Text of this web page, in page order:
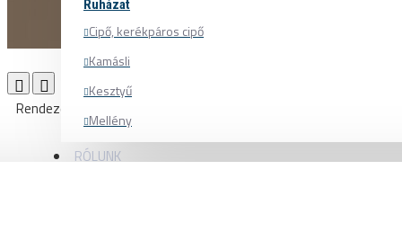
Ruházat
Cipő, kerékpáros cipő
Kamásli
Kesztyű
Mellény
Mez
RÓLUNK
Termék összehasonlítás
Rendezés: